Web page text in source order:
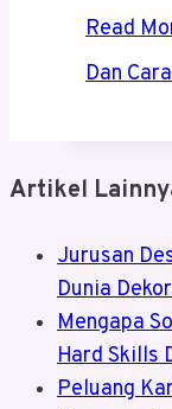
Read
Dan
Artikel
Jurusan
Dunia
Mengapa
Hard Skills
Peluang